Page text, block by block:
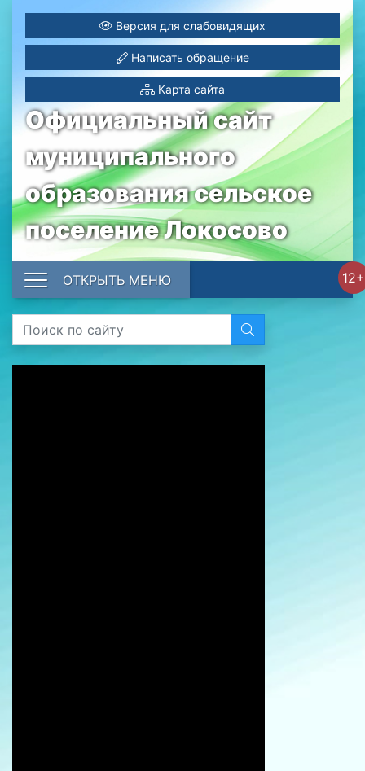
Официальный сайт
муниципального
образования сельское
поселение Локосово
Версия для слабовидящих
Написать обращение
Карта сайта
12+
ОТКРЫТЬ МЕНЮ